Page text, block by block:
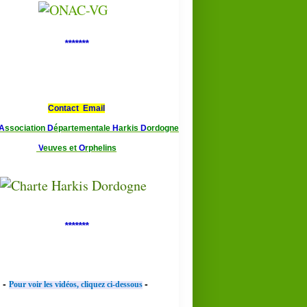
*******
Contact Email
ssociation Départementale Harkis Dordogne
Veuves et Orphelins
*******
- Pour voir les vidéos, cliquez ci-dessous -